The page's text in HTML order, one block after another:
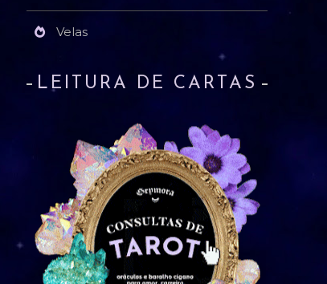
Velas
LEITURA DE CARTAS